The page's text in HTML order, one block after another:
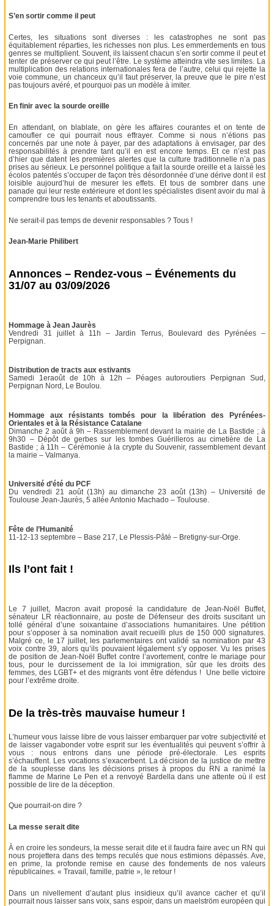
S’en sortir comme il peut
Certes, les situations sont diverses : les catastrophes ne sont pas
équitablement réparties, les richesses non plus. Les emmerdements en tous
genres se multiplient. Souvent, ils laissent chacun s’en sortir comme il peut et
tenter de préserver ce qui peut l’être. Le système atteindra vite ses limites. La
multiplication des relations internationales fera de l’autre, celui qui rejette la
voie commune, un chanceux qu’il faut préserver, la preuve que le pire n’est
pas toujours avéré, et pourquoi pas un modèle à imiter.
En finir avec la sourde oreille
En attendant, on blablate, on gère les affaires courantes et on tente de
camoufler ce qui pourrait nous effrayer. Comme si nous n’étions pas
concernés par une note à payer, par des adaptations à envisager, par des
responsabilités à prendre tant qu’il en est encore temps. Et ce n’est pas
d’hier que datent les premières alertes que la culture traditionnelle n’a pas
prises au sérieux. Le personnel politique a fait la sourde oreille et a laissé les
écolos patentés s’occuper de façon très désordonnée d’une dérive dont il est
loisible aujourd’hui de mesurer les effets. Et tous de sombrer dans une
panade qui leur reste extérieure et dont les spécialistes disent avoir du mal à
comprendre tous les tenants et aboutissants.
Ne serait-il pas temps de devenir responsables ? Tous !
Jean-Marie Philibert
Annonces – Rendez-vous – Événements du
31/07 au 03/09/2026
Hommage à Jean Jaurès
Vendredi 31 juillet à 11h – Jardin Terrus, Boulevard des Pyrénées –
Perpignan.
Distribution de tracts aux estivants
Samedi 1eraoût de 10h à 12h – Péages autoroutiers Perpignan Sud,
Perpignan Nord, Le Boulou.
Hommage aux résistants tombés pour la libération des Pyrénées-
Orientales et à la Résistance Catalane
Dimanche 2 août à 9h – Rassemblement devant la mairie de La Bastide ; à
9h30 – Dépôt de gerbes sur les tombes Guérilleros au cimetière de La
Bastide ; à 11h – Cérémonie à la crypte du Souvenir, rassemblement devant
la mairie – Valmanya.
Université d’été du PCF
Du vendredi 21 août (13h) au dimanche 23 août (13h) – Université de
Toulouse Jean-Jaurès, 5 allée Antonio Machado – Toulouse.
Fête de l’Humanité
11-12-13 septembre – Base 217, Le Plessis-Pâté – Bretigny-sur-Orge.
Ils l’ont fait !
Le 7 juillet, Macron avait proposé la candidature de Jean-Noël Buffet,
sénateur LR réactionnaire, au poste de Défenseur des droits suscitant un
tollé général d’une soixantaine d’associations humanitaires. Une pétition
pour s’opposer à sa nomination avait recueilli plus de 150 000 signatures.
Malgré ce, le 17 juillet, les parlementaires ont validé sa nomination par 43
voix contre 39, alors qu’ils pouvaient légalement s’y opposer. Vu les prises
de position de Jean-Noël Buffet contre l’avortement, contre le mariage pour
tous, pour le durcissement de la loi immigration, sûr que les droits des
femmes, des LGBT+ et des migrants vont être défendus ! Une belle victoire
pour l’extrême droite.
De la très-très mauvaise humeur !
L’humeur vous laisse libre de vous laisser embarquer par votre subjectivité et
de laisser vagabonder votre esprit sur les éventualités qui peuvent s’offrir à
vous : nous entrons dans une période pré-électorale. Les esprits
s’échauffent. Les vocations s’exacerbent. La décision de la justice de mettre
de la souplesse dans les décisions prises à propos du RN a ranimé la
flamme de Marine Le Pen et a renvoyé Bardella dans une attente où il est
possible de lire de la déception.
Que pourrait-on dire ?
La messe serait dite
À en croire les sondeurs, la messe serait dite et il faudra faire avec un RN qui
nous projettera dans des temps reculés que nous estimions dépassés. Ave,
en prime, la profonde remise en cause des fondements de nos valeurs
républicaines. « Travail, famille, patrie », le retour !
Dans un nivellement d’autant plus insidieux qu’il avance cacher et qu’il
pourrait nous laisser sans voix, sans espoir, dans un maelström européen qui